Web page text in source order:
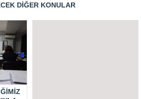
DİĞER KONULAR